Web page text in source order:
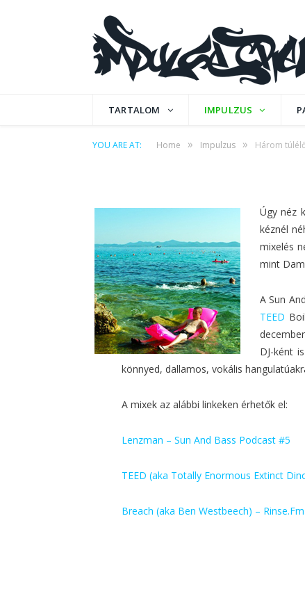
TARTALOM IMPULZUS
YOU ARE AT: Home » Impulzus » Három
IMPULZUS
Három túlélő-mix
by IPCMAFIA on 2012. JÚLIUS 5. 0
Úgy néz
kéznél
mixelés
mint
A Sun
TEED
DJ-ként
könnyed, dallamos, vokális
A mixek az alábbi linkeken érhetők el:
Lenzman – Sun And Bass Podcast #5
TEED (aka Totally Enormous Extinct
Breach (aka Ben Westbeech) – Rinse.Fm